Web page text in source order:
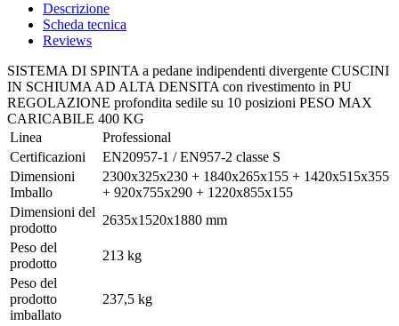
Descrizione
Scheda tecnica
Reviews
SISTEMA DI SPINTA a pedane indipendenti divergente CUSCINI
IN SCHIUMA AD ALTA DENSITA con rivestimento in PU
REGOLAZIONE profondita sedile su 10 posizioni PESO MAX
CARICABILE 400 KG
Linea
Professional
Certificazioni
EN20957-1 / EN957-2 classe S
Dimensioni
Imballo
2300x325x230 + 1840x265x155 + 1420x515x355
+ 920x755x290 + 1220x855x155
Dimensioni del
prodotto
2635x1520x1880 mm
Peso del
prodotto
213 kg
Peso del
prodotto
imballato
237,5 kg